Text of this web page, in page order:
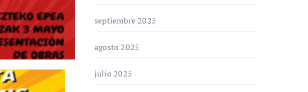
septiembre 2025
agosto 2025
julio 2025